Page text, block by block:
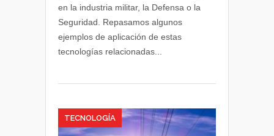
nuevas
tecnologías
en
la
y
la
en la industria militar, la Defensa o la
Seguridad. Repasamos algunos
ejemplos de aplicación de estas
tecnologías relacionadas...
TECNOLOGÍA